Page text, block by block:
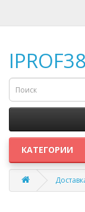
IPROF38
КАТЕГОРИИ